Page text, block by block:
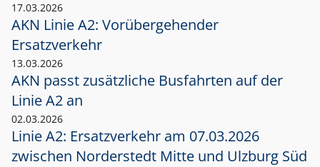
17.03.2026
AKN Linie A2: Vorübergehender
Ersatzverkehr
13.03.2026
AKN passt zusätzliche Busfahrten auf der
Linie A2 an
02.03.2026
Linie A2: Ersatzverkehr am 07.03.2026
zwischen Norderstedt Mitte und Ulzburg Süd